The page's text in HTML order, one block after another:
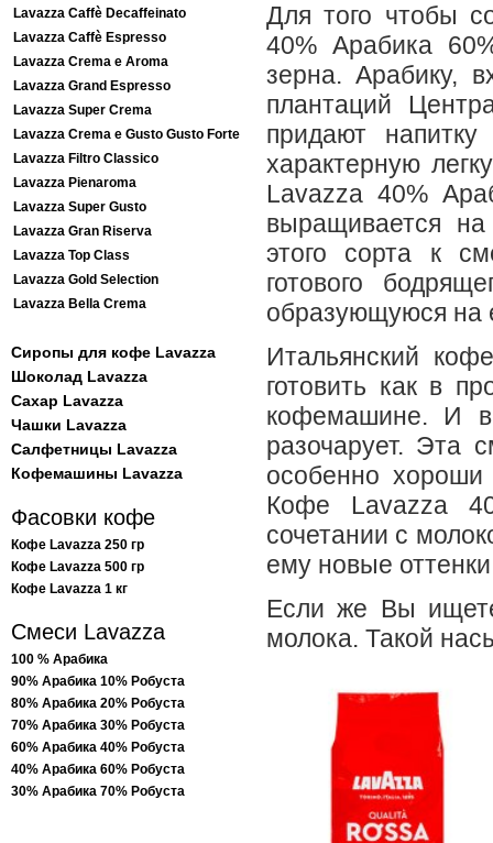
Lavazza Caffè Decaffeinato
Lavazza Caffè Espresso
Lavazza Crema e Aroma
Lavazza Grand Espresso
Lavazza Super Crema
Lavazza Crema e Gusto Gusto Forte
Lavazza Filtro Classico
Lavazza Pienaroma
Lavazza Super Gusto
Lavazza Gran Riserva
Lavazza Top Class
Lavazza Gold Selection
Lavazza Bella Crema
Сиропы для кофе Lavazza
Шоколад Lavazza
Сахар Lavazza
Чашки Lavazza
Салфетницы Lavazza
Кофемашины Lavazza
Фасовки кофе
Кофе Lavazza 250 гр
Кофе Lavazza 500 гр
Кофе Lavazza 1 кг
Смеси Lavazza
100 % Арабика
90% Арабика 10% Робуста
80% Арабика 20% Робуста
70% Арабика 30% Робуста
60% Арабика 40% Робуста
40% Арабика 60% Робуста
30% Арабика 70% Робуста
Для того чтобы
40% Арабика
зерна. Арабику,
плантаций
придают
характерную
Lavazza 40%
выращивается
этого сорта к
готового
образующуюся на
Итальянский
готовить как в
кофемашине. И в
разочарует. Эта
особенно
Кофе Lavazza
сочетании с
ему новые
Если же Вы
молока. Такой